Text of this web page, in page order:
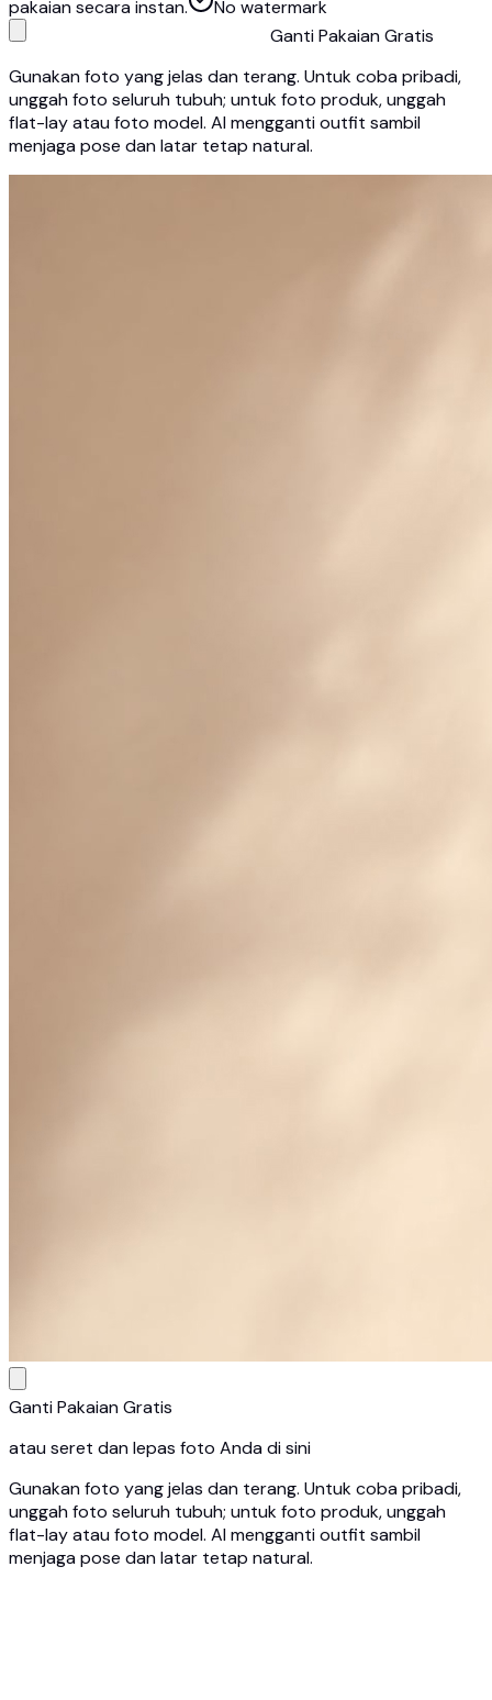
pakaian secara instan.
No watermark
Ganti Pakaian Gratis
Gunakan foto yang jelas dan terang. Untuk coba pribadi,
unggah foto seluruh tubuh; untuk foto produk, unggah
flat-lay atau foto model. AI mengganti outfit sambil
menjaga pose dan latar tetap natural.
Ganti Pakaian Gratis
atau seret dan lepas foto Anda di sini
Gunakan foto yang jelas dan terang. Untuk coba pribadi,
unggah foto seluruh tubuh; untuk foto produk, unggah
flat-lay atau foto model. AI mengganti outfit sambil
menjaga pose dan latar tetap natural.